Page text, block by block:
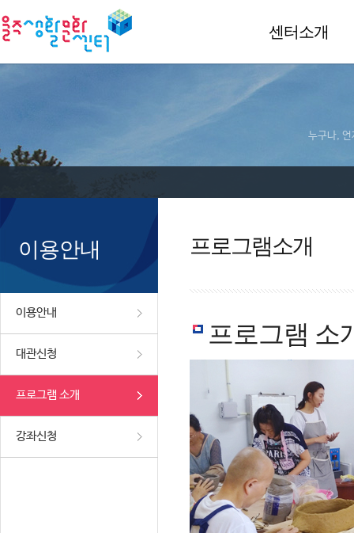
센터소개
누구나, 언
이용안내
이용안내
대관신청
프로그램 소개
강좌신청
프로그램소개
프로그램 소